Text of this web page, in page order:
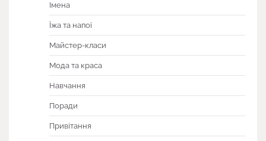
Імена
Їжа та напої
Майстер-класи
Мода та краса
Навчання
Поради
Привітання